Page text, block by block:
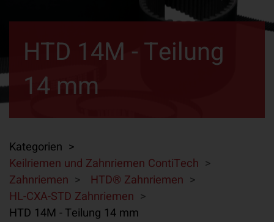
HTD 14M - Teilung
14 mm
Kategorien >
Keilriemen und Zahnriemen ContiTech >
Zahnriemen > HTD® Zahnriemen >
HL-CXA-STD Zahnriemen >
HTD 14M - Teilung 14 mm